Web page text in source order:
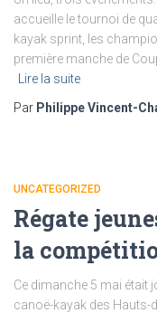
accueille le tournoi de
kayak sprint, les
première manche de
Lire la suite
Par Philippe Vincent-
UNCATEGORIZED
Régate
la
Ce dimanche 5 mai était
canoë-kayak des Hauts-